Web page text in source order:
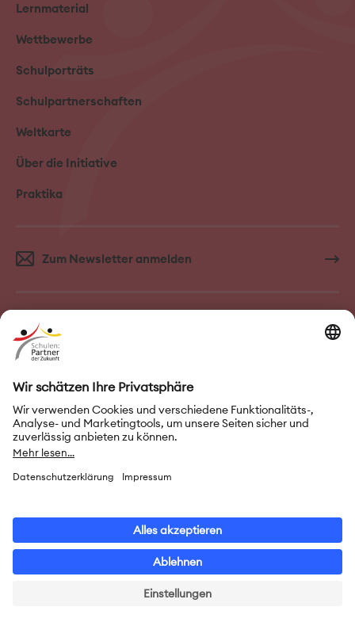
Lernmaterial
Wettbewerbe
Schulporträts
Schulpartnerschaften
Weltkarte
Über die Initiative
Praktika
Zum Newsletter anmelden
FAQ–Häufige Fragen Kontakt
Nutzungsbedingungen
Datenschutz
Privatsphäre-Einstellungen
Leichte Sprache
Erklärung zur Barrierefreiheit
© 2026 Initiative „Schulen: Partner der Zukunft“ (PASCH)